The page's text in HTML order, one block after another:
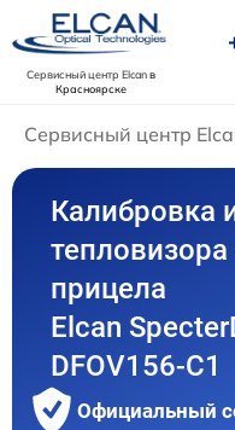
Сервисный центр Elcanв
Красноярске
Сервисный центр
Калибровка
тепловизора
прицела
Elcan
DFOV156-C1
Официальный